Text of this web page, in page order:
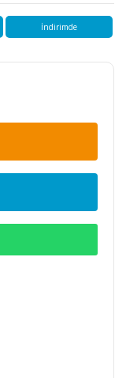
İndirimde